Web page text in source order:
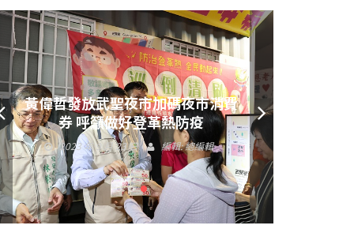
黃偉哲發放武聖夜市加碼夜市消費
券 呼籲做好登革熱防疫
2023 年 9 月 23 日 編輯:總編輯